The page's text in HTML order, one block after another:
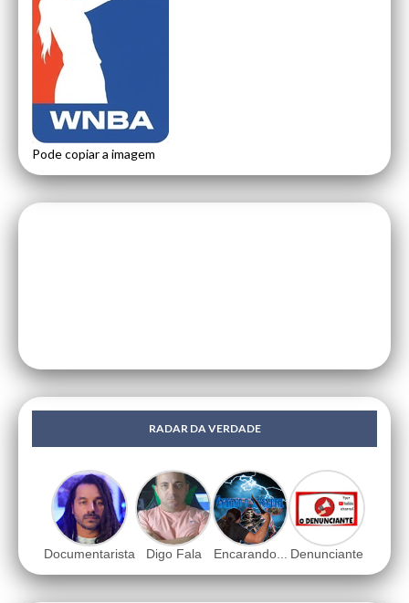
Pode copiar a imagem
RADAR DA VERDADE
Documentarista Digo Fala Encarando... Denunciante